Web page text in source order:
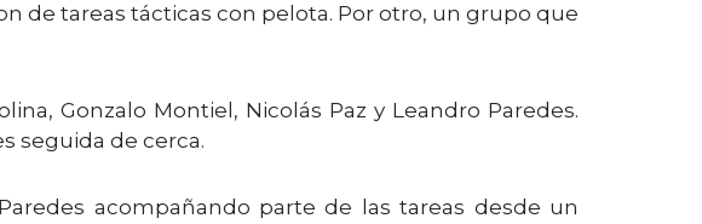
de tareas tácticas con pelota. Por otro, un grupo que
Gonzalo Montiel, Nicolás Paz y Leandro Paredes.
seguida de cerca.
acompañando parte de las tareas desde un